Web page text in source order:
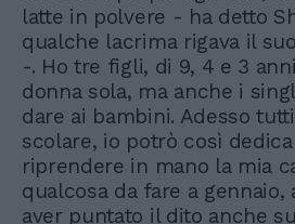
latte in polvere - ha detto
qualche lacrima rigava il
-. Ho tre figli, di 9, 4 e 3
donna sola, ma anche i
dare ai bambini. Adesso
scolare, io potrò così
riprendere in mano la mia
qualcosa da fare a gennaio,
aver puntato il dito anche